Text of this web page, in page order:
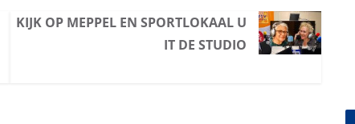
KIJK OP MEPPEL EN SPORTLOKAAL U
IT DE STUDIO